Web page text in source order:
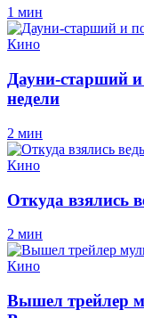
1 мин
Кино
Дауни-старший
недели
2 мин
Кино
Откуда взялись
2 мин
Кино
Вышел трейлер